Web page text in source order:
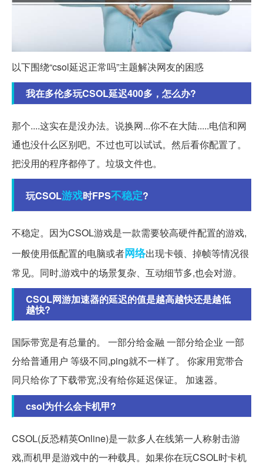
以下围绕“csol延迟正常吗”主题解决网友的困惑
我在多伦多玩CSOL延迟400多，怎么办?
那个....这实在是没办法。说换网...你不在大陆.....电信和网
通也没什么区别吧。不过也可以试试。然后看你配置了。
把没用的程序都停了。垃圾文件也。
玩CSOL游戏时FPS不稳定?
不稳定。因为CSOL游戏是一款需要较高硬件配置的游戏,
一般使用低配置的电脑或者网络出现卡顿、掉帧等情况很
常见。同时,游戏中的场景复杂、互动细节多,也会对游。
CSOL网游加速器的延迟的值是越高越快还是越低
越快?
国际带宽是有总量的。 一部分给金融 一部分给企业 一部
分给普通用户 等级不同,ping就不一样了。 你家用宽带合
同只给你了下载带宽,没有给你延迟保证。 加速器。
csol为什么会卡机甲?
CSOL(反恐精英Online)是一款多人在线第一人称射击游
戏,而机甲是游戏中的一种载具。如果你在玩CSOL时卡机